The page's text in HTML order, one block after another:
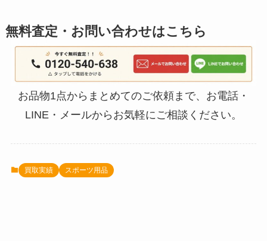
無料査定・お問い合わせはこちら
お品物1点からまとめてのご依頼まで、お電話・
LINE・メールからお気軽にご相談ください。
買取実績 スポーツ用品